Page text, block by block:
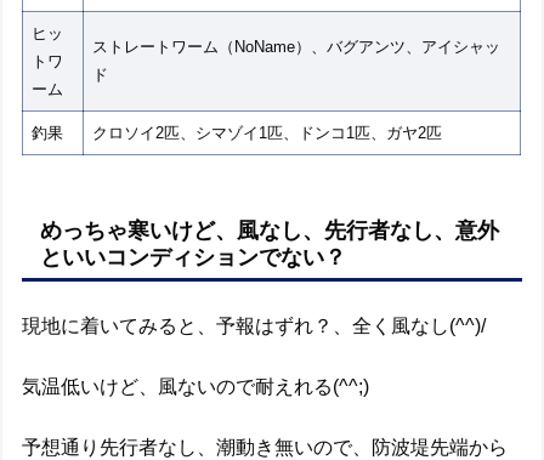
ヒッ
トワ
ーム
ストレートワーム（NoName）、バグアンツ、アイシャッ
ド
釣果 クロソイ2匹、シマゾイ1匹、ドンコ1匹、ガヤ2匹
めっちゃ寒いけど、風なし、先行者なし、意外
といいコンディションでない？
現地に着いてみると、予報はずれ？、全く風なし(^^)/
気温低いけど、風ないので耐えれる(^^;)
予想通り先行者なし、潮動き無いので、防波堤先端から